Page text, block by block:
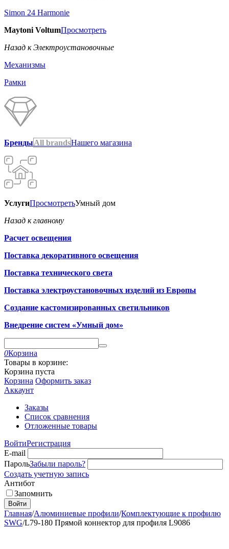
Simon 24 Harmonie
Maytoni VoltumПросмотреть
Назад к Электроустановочные
Механизмы
Рамки
БрендыAll brandsНашего магазина
УслугиПросмотретьУмный дом
Назад к главному
Расчет освещения
Поставка декоративного освещения
Поставка технического света
Поставка электроустановочных изделий из Европы
Создание кастомизированных светильников
Внедрение систем «Умный дом»
0Корзина
Товары в корзине:
Корзина пуста
Корзина Оформить заказ
Аккаунт
Заказы
Список сравнения
Отложенные товары
ВойтиРегистрация
E-mail
ПарольЗабыли пароль?
Создать учетную запись
Антибот
Запомнить
Войти
Главная/Алюминиевые профили/Комплектующие к профилю
SWG/L79-180 Прямой коннектор для профиля L9086